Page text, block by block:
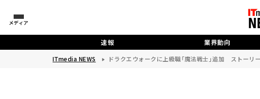
メディア
速報 業界動向
ITmedia NEWS ドラクエウォークに上級職「魔法戦士」追加 ストーリ